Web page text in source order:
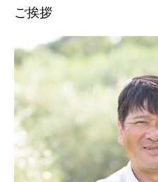
ご挨拶